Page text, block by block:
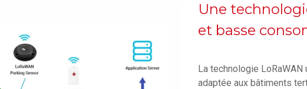
Une
et basse
La technologie
adaptée aux bâtiments